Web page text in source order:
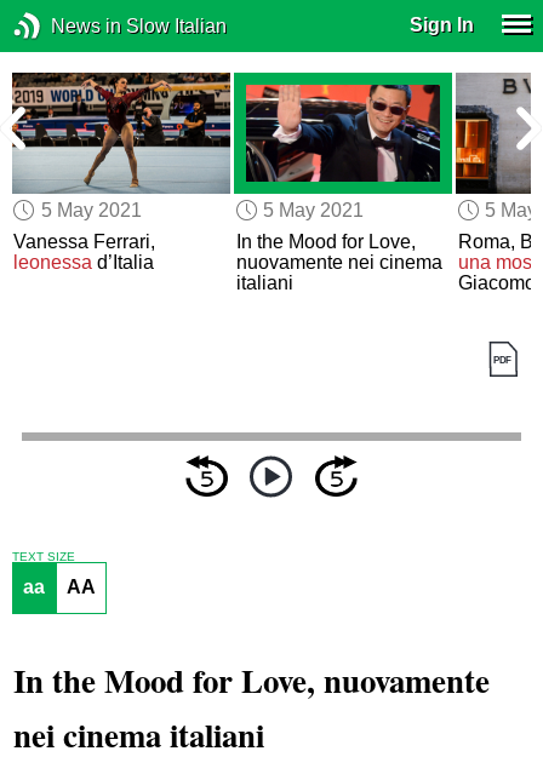
News in Slow Italian Sign In
5 May 2021
Vanessa Ferrari,
leonessa d’Italia
5 May 2021
In the Mood for Love,
nuovamente nei cinema
italiani
5 May
Roma,
una
Giacomo
TEXT SIZE
aa AA
In the Mood for Love, nuovamente
nei cinema italiani